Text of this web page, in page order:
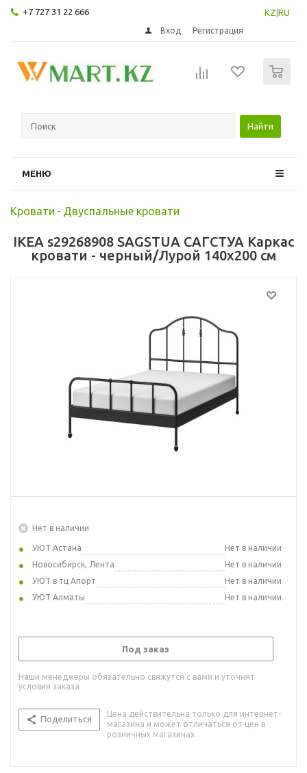
+7 727 31 22 666 KZ RU
Вход Регистрация
Найти
МЕНЮ
Кровати - Двуспальные кровати
IKEA s29268908 SAGSTUA САГСТУА Каркас
кровати - черный/Лурой 140x200 см
Нет в наличии
УЮТ Астана
Нет в наличии
Новосибирск, Лента
Нет в наличии
УЮТ в тц Апорт
Нет в наличии
УЮТ Алматы
Нет в наличии
Под заказ
Наши менеджеры обязательно свяжутся с вами и уточнят
условия заказа
Поделиться
Цена действительна только для интернет-
магазина и может отличаться от цен в
розничных магазинах